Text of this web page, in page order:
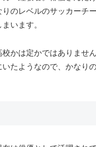
りのレベルのサッカーチ
います。
かは定かではありませ
たようなので、かなり